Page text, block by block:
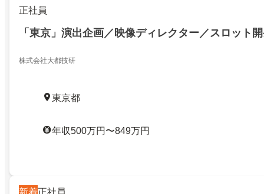
正社員
「東京」演出企画／映像ディレクター／スロット
株式会社大都技研
東京都
年収500万円〜849万円